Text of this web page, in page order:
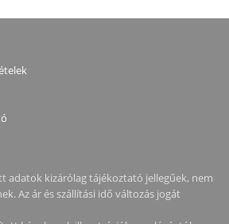
adatok kizárólag tájékoztató jellegűek, nem
Az ár és szállítási idő változás jogát